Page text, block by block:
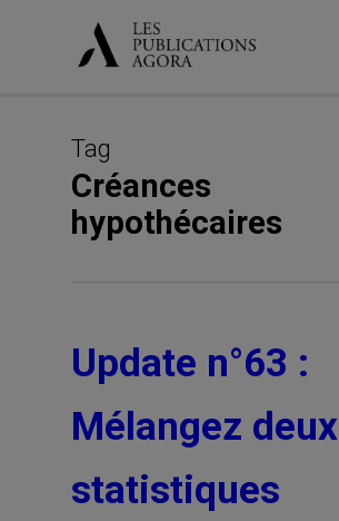
Tag
Créances
hypothécaires
Update n°63 :
Mélangez deux
statistiques